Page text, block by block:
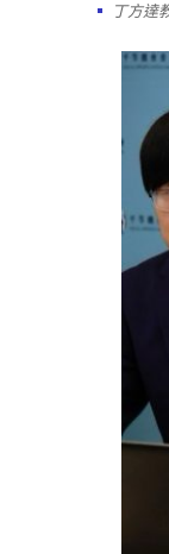
丁方達